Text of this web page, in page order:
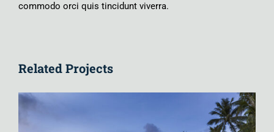
commodo orci quis tincidunt viverra.
Related Projects